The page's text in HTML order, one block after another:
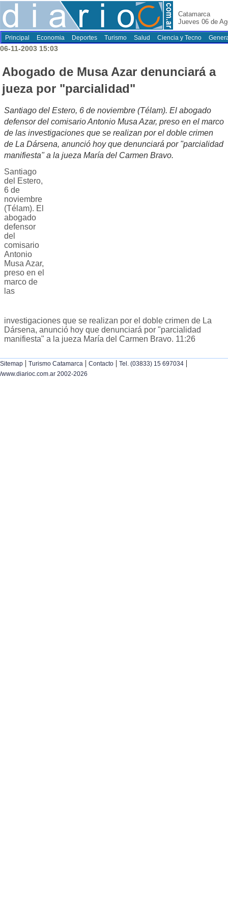
Catamarca
Jueves 06 de
Principal Economia Deportes Turismo Salud Ciencia y Tecno
06-11-2003 15:03
Abogado de Musa Azar denunciará a
jueza por "parcialidad"
Santiago del Estero, 6 de noviembre (Télam). El abogado
defensor del comisario Antonio Musa Azar, preso en el marco
de las investigaciones que se realizan por el doble crimen
de La Dársena, anunció hoy que denunciará por "parcialidad
manifiesta" a la jueza María del Carmen Bravo.
Santiago
del Estero,
6 de
noviembre
(Télam). El
abogado
defensor
del
comisario
Antonio
Musa Azar,
preso en el
marco de
las
investigaciones que se realizan por el doble crimen de La
Dársena, anunció hoy que denunciará por "parcialidad
manifiesta" a la jueza María del Carmen Bravo. 11:26
Sitemap | Turismo Catamarca | Contacto | Tel. (03833) 15 697034 |
/www.diarioc.com.ar 2002-2026